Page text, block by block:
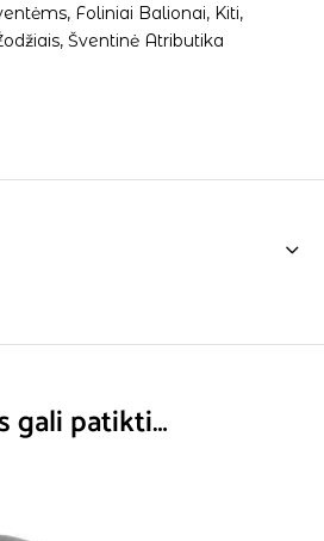
, Foliniai Balionai, Kiti,
, Šventinė Atributika
gali patikti…